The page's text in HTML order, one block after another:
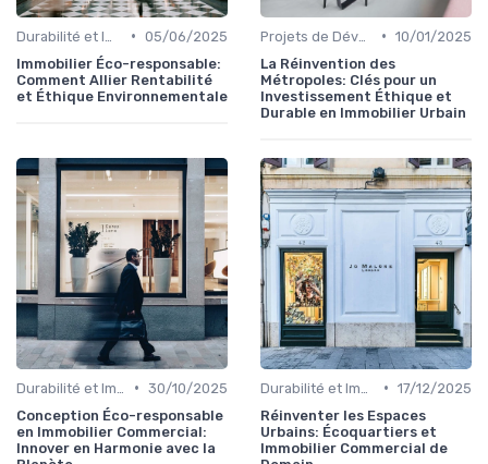
• 05/06/2025
Immobilier Éco-responsable:
Comment Allier Rentabilité
et Éthique Environnementale
• 10/01/2025
La Réinvention des
Métropoles: Clés pour un
Investissement Éthique et
Durable en Immobilier Urbain
• 30/10/2025
Conception Éco-responsable
en Immobilier Commercial:
Innover en Harmonie avec la
• 17/12/2025
Réinventer les Espaces
Urbains: Écoquartiers et
Immobilier Commercial de